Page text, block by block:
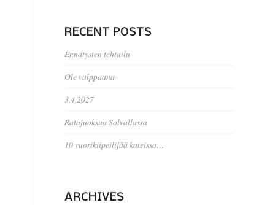
RECENT POSTS
Ennätysten tehtailu
Ole valppaana
3.4.2027
Ratajuoksua Solvallassa
10 vuorikiipeilijää kateissa…
ARCHIVES